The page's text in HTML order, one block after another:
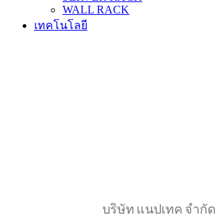
WALL RACK
เทคโนโลยี
บริษัท แนปเทค จำกัด